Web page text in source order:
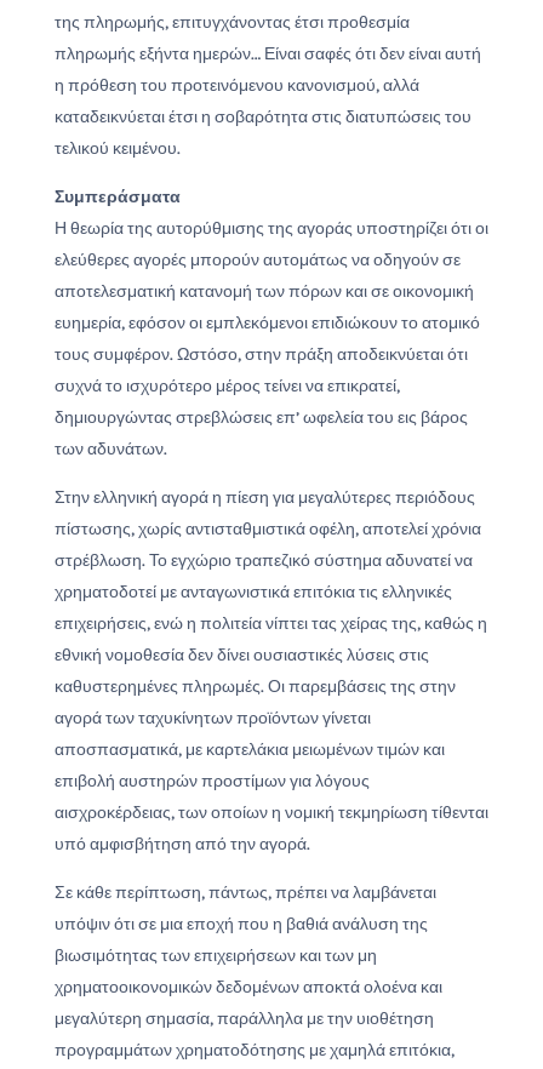
της πληρωμής, επιτυγχάνοντας έτσι προθεσμία
πληρωμής εξήντα ημερών… Είναι σαφές ότι δεν είναι αυτή
η πρόθεση του προτεινόμενου κανονισμού, αλλά
καταδεικνύεται έτσι η σοβαρότητα στις διατυπώσεις του
τελικού κειμένου.
Συμπεράσματα
Η θεωρία της αυτορύθμισης της αγοράς υποστηρίζει ότι οι
ελεύθερες αγορές μπορούν αυτομάτως να οδηγούν σε
αποτελεσματική κατανομή των πόρων και σε οικονομική
ευημερία, εφόσον οι εμπλεκόμενοι επιδιώκουν το ατομικό
τους συμφέρον. Ωστόσο, στην πράξη αποδεικνύεται ότι
συχνά το ισχυρότερο μέρος τείνει να επικρατεί,
δημιουργώντας στρεβλώσεις επ’ ωφελεία του εις βάρος
των αδυνάτων.
Στην ελληνική αγορά η πίεση για μεγαλύτερες περιόδους
πίστωσης, χωρίς αντισταθμιστικά οφέλη, αποτελεί χρόνια
στρέβλωση. Το εγχώριο τραπεζικό σύστημα αδυνατεί να
χρηματοδοτεί με ανταγωνιστικά επιτόκια τις ελληνικές
επιχειρήσεις, ενώ η πολιτεία νίπτει τας χείρας της, καθώς η
εθνική νομοθεσία δεν δίνει ουσιαστικές λύσεις στις
καθυστερημένες πληρωμές. Οι παρεμβάσεις της στην
αγορά των ταχυκίνητων προϊόντων γίνεται
αποσπασματικά, με καρτελάκια μειωμένων τιμών και
επιβολή αυστηρών προστίμων για λόγους
αισχροκέρδειας, των οποίων η νομική τεκμηρίωση τίθενται
υπό αμφισβήτηση από την αγορά.
Σε κάθε περίπτωση, πάντως, πρέπει να λαμβάνεται
υπόψιν ότι σε μια εποχή που η βαθιά ανάλυση της
βιωσιμότητας των επιχειρήσεων και των μη
χρηματοοικονομικών δεδομένων αποκτά ολοένα και
μεγαλύτερη σημασία, παράλληλα με την υιοθέτηση
προγραμμάτων χρηματοδότησης με χαμηλά επιτόκια,